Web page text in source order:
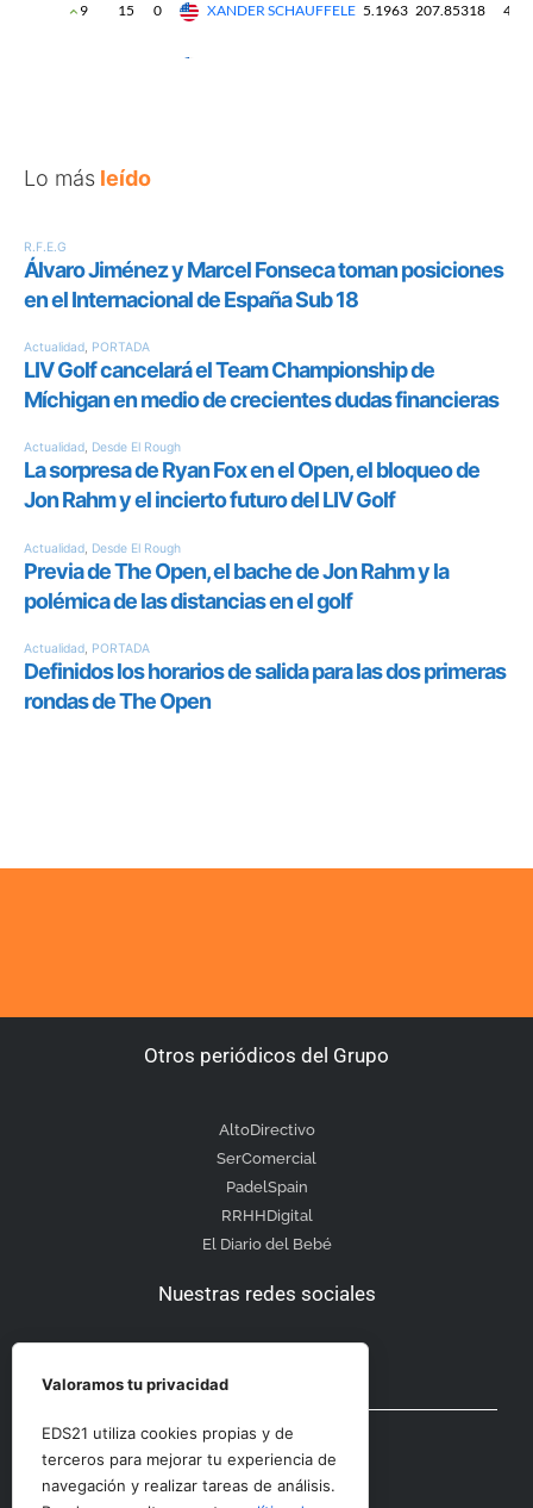
Lo más leído
Otros periódicos del Grupo
AltoDirectivo
SerComercial
PadelSpain
RRHHDigital
El Diario del Bebé
Nuestras redes sociales
Otras secciones
Valoramos tu privacidad
EDS21 utiliza cookies propias y de
terceros para mejorar tu experiencia de
navegación y realizar tareas de análisis.